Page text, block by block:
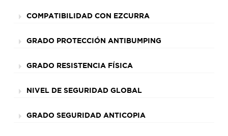
COMPATIBILIDAD CON EZCURRA
GRADO PROTECCIÓN ANTIBUMPING
GRADO RESISTENCIA FÍSICA
NIVEL DE SEGURIDAD GLOBAL
GRADO SEGURIDAD ANTICOPIA